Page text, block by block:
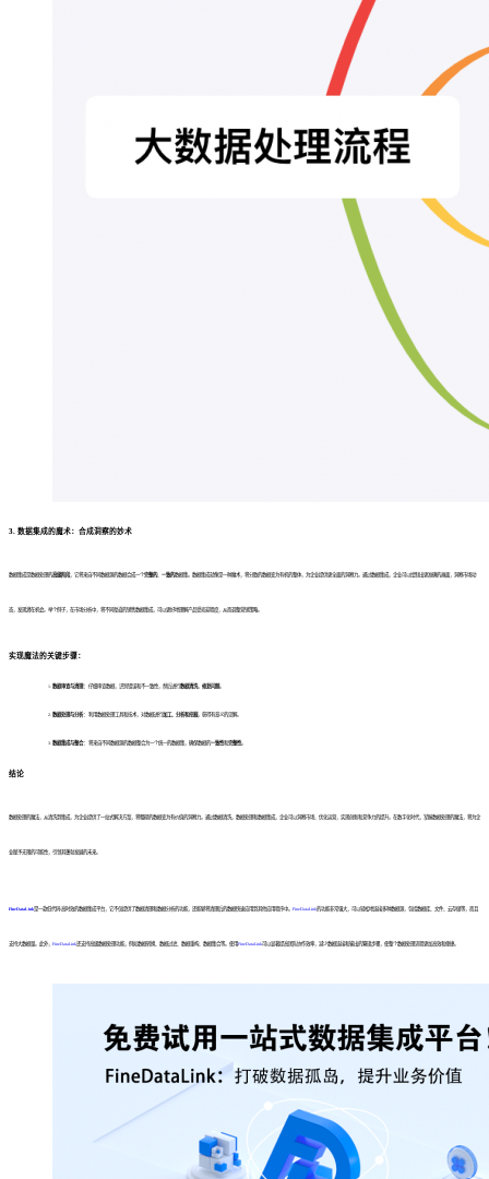
3. 数据集成的魔术：合成洞察的妙术
数据集成是数据处理的 高级阶段，它将来自不同数据源的数据合成一个完整的、 一致的数据集。数据集成就像是一种魔术，将分散的数据变为有机的整体，为企业提供更全面的洞察力。通过数据集成，企业可以绘制出更准确的画面，洞察市场动
态，发现潜在机会。举个例子，在市场分析中，将不同渠道的销售数据集成，可以更好地理解产品受欢迎程度，从而调整营销策略。
实现魔法的关键步骤：
数据审查与清理： 仔细审查数据，识别错误和不一致性，然后进行 数据清洗 修复问题
数据处理与分析： 利用数据处理工具和技术，对数据进行 加工、分析和挖掘，获得有意义的见解。
数据集成与整合： 将来自不同数据源的数据整合为一个统一的数据集，确保数据的 一致性 和 完整性
结论
数据处理的魔法，从清洗到集成，为企业提供了一站式解决方案，将粗糙的数据变为有价值的洞察力。通过数据清洗，数据处理和数据集成，企业可以洞察市场、优化运营，实现创新和竞争力的提升。在数字化时代，掌握数据处理的魔法，将为企
业赋予无限的可能性，引领其蓬勃发展的未来。
FineDataLink 是一款低代码/高时效的数据集成平台，它不仅提供了数据清理和数据分析的功能，还能够将清理后的数据快速应用到其他应用程序中。 FineDataLink的功能非常强大，可以轻松地连接多种数据源，包括数据库、文件、云存储等，而且
支持大数据量。此外， FineDataLink 还支持高级数据处理功能，例如数据转换、数据过滤、数据重构、数据集合等。使用FineDataLink可以显著提高团队协作效率，减少数据连接和输出的繁琐步骤，使整个数据处理流程更加高效和便捷。